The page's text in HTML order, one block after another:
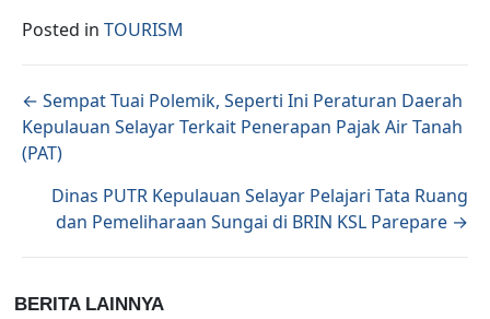
Posted in TOURISM
Posts navigation
← Sempat Tuai Polemik, Seperti Ini Peraturan Daerah
Kepulauan Selayar Terkait Penerapan Pajak Air Tanah
(PAT)
Dinas PUTR Kepulauan Selayar Pelajari Tata Ruang
dan Pemeliharaan Sungai di BRIN KSL Parepare →
BERITA LAINNYA